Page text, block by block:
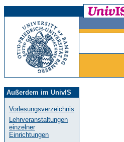
Außerdem im UnivIS
Vorlesungsverzeichnis
Lehrveranstaltungen
einzelner
Einrichtungen